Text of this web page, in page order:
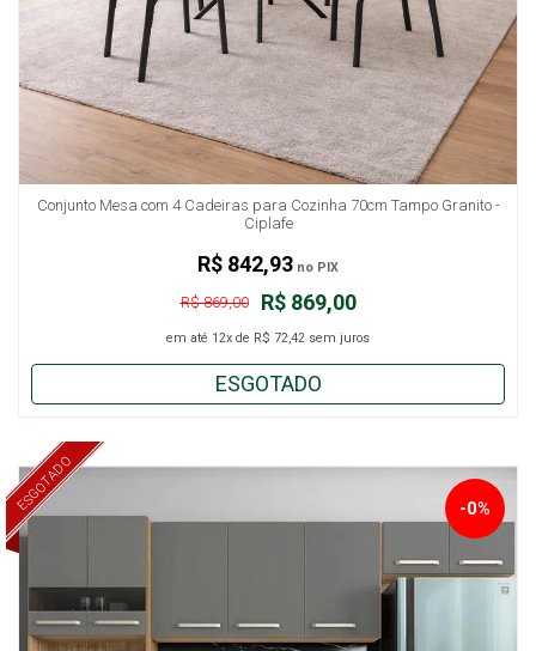
Conjunto Mesa com 4 Cadeiras para Cozinha 70cm Tampo Granito -
Ciplafe
R$ 869,00
R$ 869,00
em até 12x de R$ 72,42 sem juros
R$ 842,93 no PIX
ESGOTADO
ESGOTADO -0%